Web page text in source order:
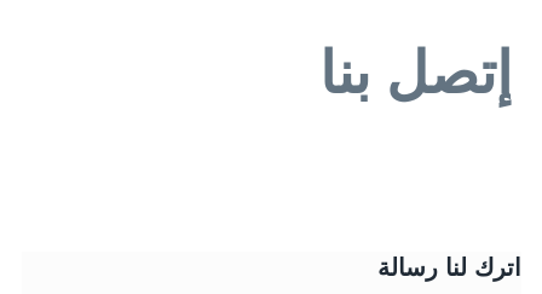
إتصل بنا
اترك لنا رسالة